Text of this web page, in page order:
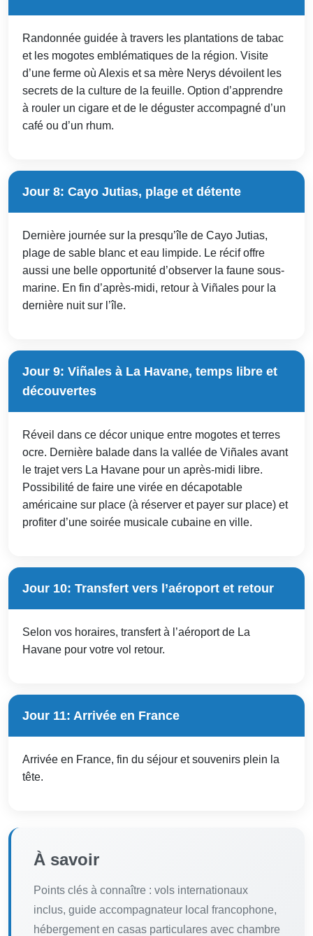
Randonnée guidée à travers les plantations de tabac
et les mogotes emblématiques de la région. Visite
d’une ferme où Alexis et sa mère Nerys dévoilent les
secrets de la culture de la feuille. Option d’apprendre
à rouler un cigare et de le déguster accompagné d’un
café ou d’un rhum.
Jour 8: Cayo Jutias, plage et détente
Dernière journée sur la presqu’île de Cayo Jutias,
plage de sable blanc et eau limpide. Le récif offre
aussi une belle opportunité d’observer la faune sous-
marine. En fin d’après-midi, retour à Viñales pour la
dernière nuit sur l’île.
Jour 9: Viñales à La Havane, temps libre et
découvertes
Réveil dans ce décor unique entre mogotes et terres
ocre. Dernière balade dans la vallée de Viñales avant
le trajet vers La Havane pour un après-midi libre.
Possibilité de faire une virée en décapotable
américaine sur place (à réserver et payer sur place) et
profiter d’une soirée musicale cubaine en ville.
Jour 10: Transfert vers l’aéroport et retour
Selon vos horaires, transfert à l’aéroport de La
Havane pour votre vol retour.
Jour 11: Arrivée en France
Arrivée en France, fin du séjour et souvenirs plein la
tête.
À savoir
Points clés à connaître : vols internationaux
inclus, guide accompagnateur local francophone,
hébergement en casas particulares avec chambre